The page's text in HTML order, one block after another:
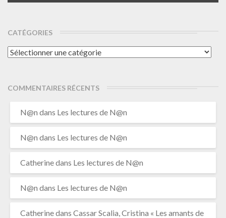
CATÉGORIES
Catégories
COMMENTAIRES RÉCENTS
N@n dans Les lectures de N@n
N@n dans Les lectures de N@n
Catherinedans Les lectures de N@n
N@n dans Les lectures de N@n
Catherinedans Cassar Scalia, Cristina « Les amants de